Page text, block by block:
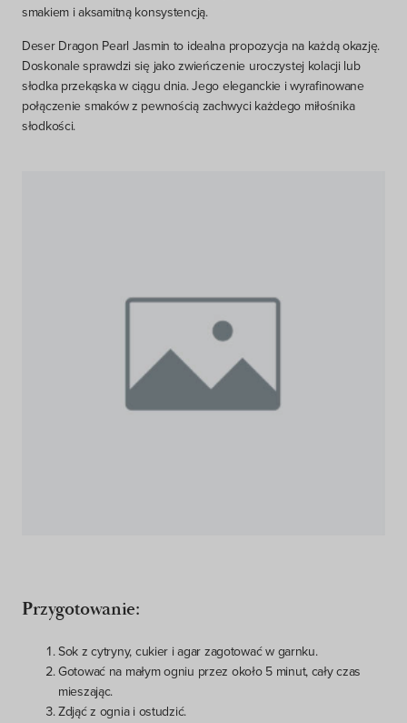
smakiem i aksamitną konsystencją.
Deser Dragon Pearl Jasmin to idealna propozycja na każdą okazję.
Doskonale sprawdzi się jako zwieńczenie uroczystej kolacji lub
słodka przekąska w ciągu dnia. Jego eleganckie i wyrafinowane
połączenie smaków z pewnością zachwyci każdego miłośnika
słodkości.
Przygotowanie:
Sok z cytryny, cukier i agar zagotować w garnku.
Gotować na małym ogniu przez około 5 minut, cały czas
mieszając.
Zdjąć z ognia i ostudzić.